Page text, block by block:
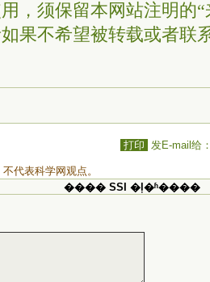
，须保留本网站注明的
果不希望被转载或者联
打印 发E-mail给
代表科学网观点。
���� SSI �ļ�ʱ����